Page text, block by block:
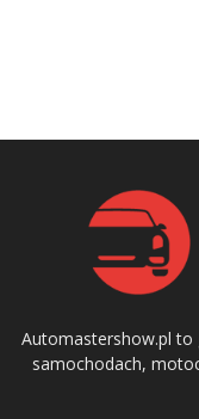
Automastershow.pl to
samochodach,